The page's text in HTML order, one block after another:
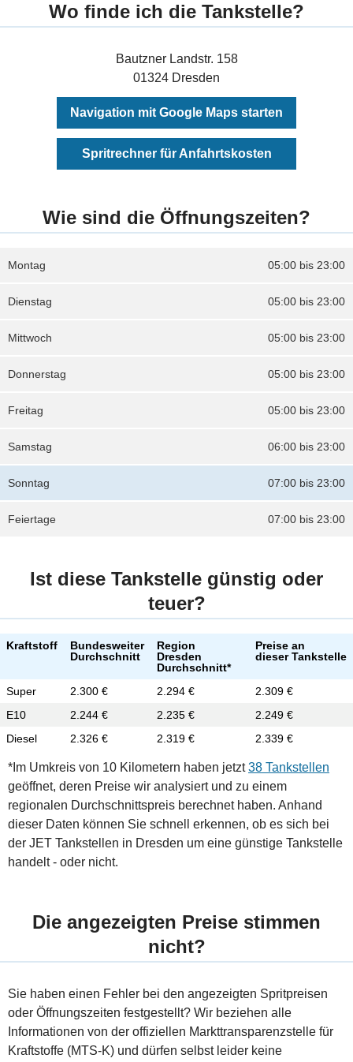
Wo finde ich die Tankstelle?
Bautzner Landstr. 158
01324 Dresden
Navigation mit Google Maps starten
Spritrechner für Anfahrtskosten
Wie sind die Öffnungszeiten?
05:00 bis 23:00
Montag
05:00 bis 23:00
Dienstag
05:00 bis 23:00
Mittwoch
05:00 bis 23:00
Donnerstag
05:00 bis 23:00
Freitag
06:00 bis 23:00
Samstag
07:00 bis 23:00
Sonntag
07:00 bis 23:00
Feiertage
Ist diese Tankstelle günstig oder
teuer?
Kraftstoff
Bundesweiter
Durchschnitt
Region
Dresden
Durchschnitt*
Preise an
dieser Tankstelle
Super 2.300 € 2.294 €
2.309 €
E10
2.244 € 2.235 €
2.249 €
Diesel
2.326 € 2.319 € 2.339 €
*Im Umkreis von 10 Kilometern haben jetzt38 Tankstellen
geöffnet, deren Preise wir analysiert und zu einem
regionalen Durchschnittspreis berechnet haben. Anhand
dieser Daten können Sie schnell erkennen, ob es sich bei
der JET Tankstellen in Dresden um eine günstige Tankstelle
handelt - oder nicht.
Die angezeigten Preise stimmen
nicht?
Sie haben einen Fehler bei den angezeigten Spritpreisen
oder Öffnungszeiten festgestellt? Wir beziehen alle
Informationen von der offiziellen Markttransparenzstelle für
Kraftstoffe (MTS-K) und dürfen selbst leider keine